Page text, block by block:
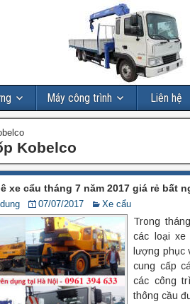
Máy công trình Liên hệ
Kobelco
xe cẩu tháng 7 năm 2017 giá rẻ bất
07/07/2017 Xe cẩu
Trong
các loại xe
lượng phục
cung cấp
các công
thông cầu